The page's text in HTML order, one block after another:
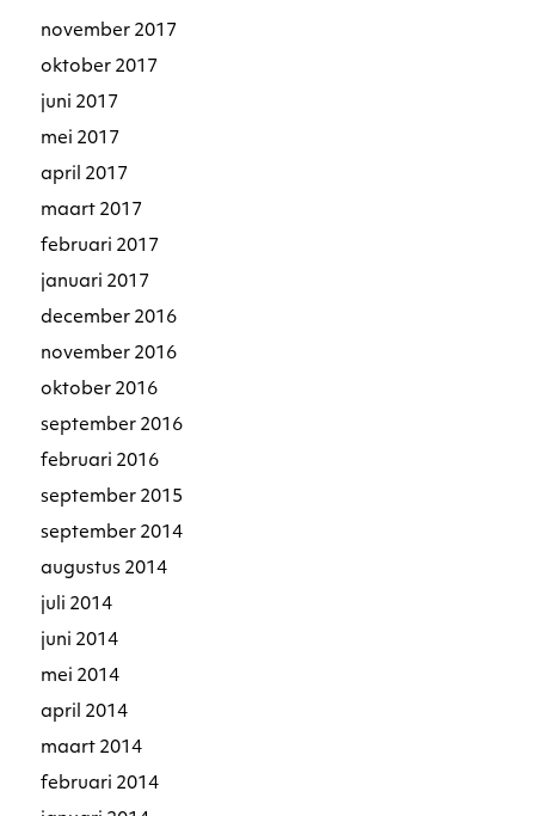
november 2017
oktober 2017
juni 2017
mei 2017
april 2017
maart 2017
februari 2017
januari 2017
december 2016
november 2016
oktober 2016
september 2016
februari 2016
september 2015
september 2014
augustus 2014
juli 2014
juni 2014
mei 2014
april 2014
maart 2014
februari 2014